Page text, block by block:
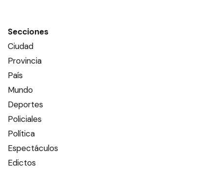
Secciones
Ciudad
Provincia
País
Mundo
Deportes
Policiales
Política
Espectáculos
Edictos